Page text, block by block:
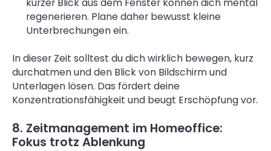
regenerieren. Plane daher bewusst kleine
Unterbrechungen ein.
In dieser Zeit solltest du dich wirklich bewegen, kurz
durchatmen und den Blick von Bildschirm und
Unterlagen lösen. Das fördert deine
Konzentrationsfähigkeit und beugt Erschöpfung vor.
8. Zeitmanagement im Homeoffice:
Fokus trotz Ablenkung